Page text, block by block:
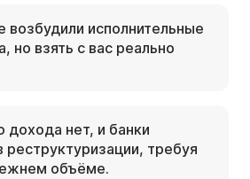
возбудили исполнительные
но взять с вас реально
дохода нет, и банки
реструктуризации, требуя
объёме.